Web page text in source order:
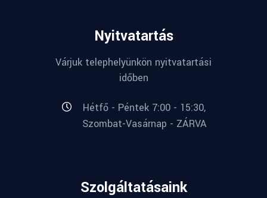
Nyitvatartás
Várjuk telephelyünkön nyitvatartási
időben
Hétfő - Péntek 7:00 - 15:30,
Szombat-Vasárnap - ZÁRVA
Szolgáltatásaink